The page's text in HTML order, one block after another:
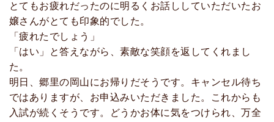
とてもお疲れだったのに明るくお話ししていただいたお
嬢さんがとても印象的でした。
「疲れたでしょう」
「はい」と答えながら、素敵な笑顔を返してくれまし
た。
明日、郷里の岡山にお帰りだそうです。キャンセル待ち
ではありますが、お申込みいただきました。これからも
入試が続くそうです。どうかお体に気をつけられ、万全